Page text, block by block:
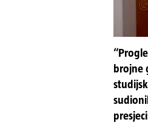
brojne